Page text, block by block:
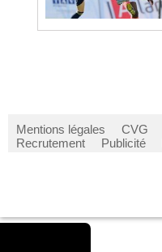
Mentions légales CVG
Recrutement
Publicité